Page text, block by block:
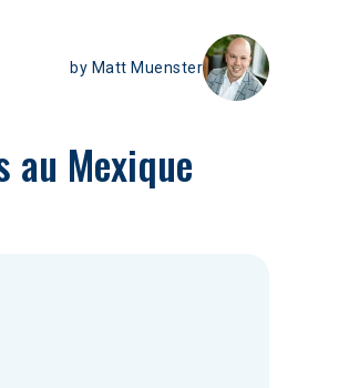
by Matt Muenster
Mexique